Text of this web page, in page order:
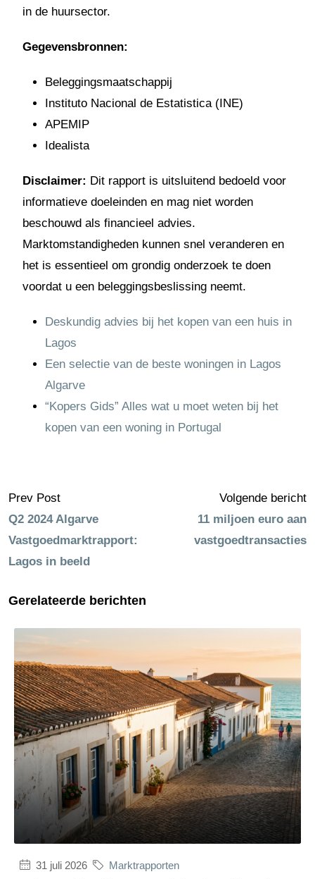
in de huursector.
Gegevensbronnen:
Beleggingsmaatschappij
Instituto Nacional de Estatistica (INE)
APEMIP
Idealista
Disclaimer: Dit rapport is uitsluitend bedoeld voor
informatieve doeleinden en mag niet worden
beschouwd als financieel advies.
Marktomstandigheden kunnen snel veranderen en
het is essentieel om grondig onderzoek te doen
voordat u een beleggingsbeslissing neemt.
Deskundig advies bij het kopen van een huis in
Lagos
Een selectie van de beste woningen in Lagos
Algarve
“Kopers Gids” Alles wat u moet weten bij het
kopen van een woning in Portugal
Prev Post
Q2 2024 Algarve
Vastgoedmarktrapport:
Lagos in beeld
Volgende bericht
11 miljoen euro aan
vastgoedtransacties
Gerelateerde berichten
31 juli 2026 Marktrapporten